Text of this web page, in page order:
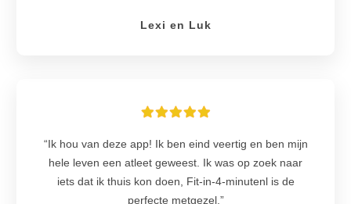
Lexi en Luk
“Ik hou van deze app! Ik ben eind veertig en ben mijn
hele leven een atleet geweest. Ik was op zoek naar
iets dat ik thuis kon doen, Fit-in-4-minutenl is de
perfecte metgezel.”